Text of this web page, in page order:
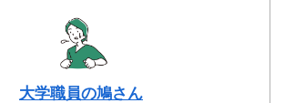
大学職員の鳩さん